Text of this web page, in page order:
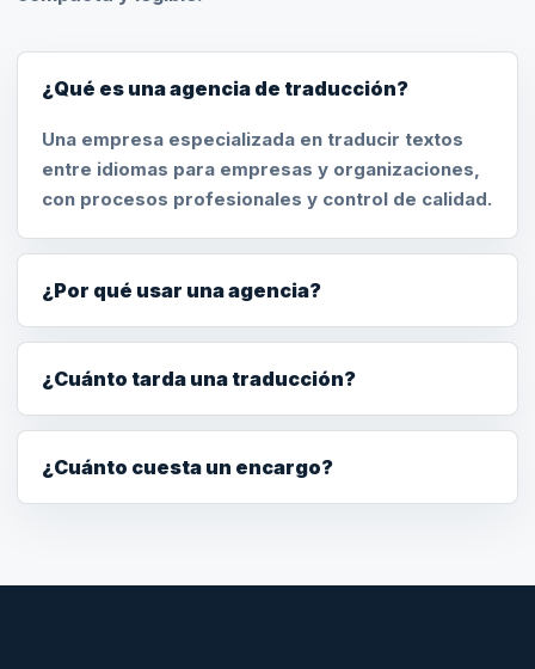
¿Qué es una agencia de traducción?
Una empresa especializada en traducir textos
entre idiomas para empresas y organizaciones,
con procesos profesionales y control de calidad.
¿Por qué usar una agencia?
¿Cuánto tarda una traducción?
¿Cuánto cuesta un encargo?